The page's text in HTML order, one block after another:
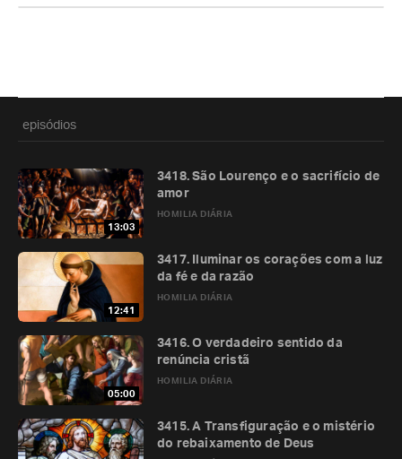
episódios
13:03
HOMILIA DIÁRIA
3418. São Lourenço e o sacrifício de
amor
12:41
HOMILIA DIÁRIA
3417. Iluminar os corações com a luz
da fé e da razão
05:00
HOMILIA DIÁRIA
3416. O verdadeiro sentido da
renúncia cristã
3415. A Transfiguração e o mistério
do rebaixamento de Deus